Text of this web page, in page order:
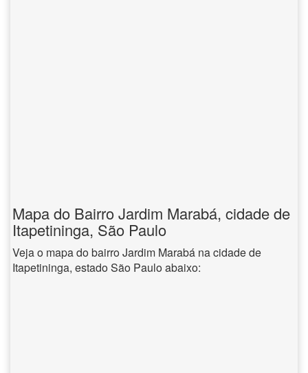
Mapa do Bairro Jardim Marabá, cidade de
Itapetininga, São Paulo
Veja o mapa do bairro Jardim Marabá na cidade de
Itapetininga, estado São Paulo abaixo: